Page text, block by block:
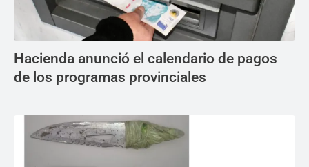
Hacienda anunció el calendario de pagos
de los programas provinciales